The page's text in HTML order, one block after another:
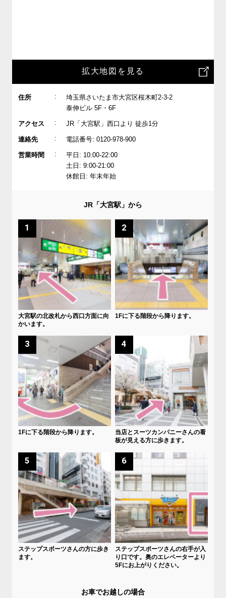
拡大地図を見る
住所 :
埼玉県さいたま市大宮区桜木町2-3-2
泰伸ビル 5F・6F
アクセス : JR「大宮駅」西口より 徒歩1分
連絡先 : 電話番号: 0120-978-900
営業時間 :
平日: 10:00-22:00
土日: 9:00-21:00
休館日: 年末年始
JR「大宮駅」から
1
大宮駅の北改札から西口方面に向
かいます。
2
1Fに下る階段から降ります。
3
1Fに下る階段から降ります。
4
当店とスーツカンパニーさんの看
板が見える方に歩きます。
5
ステップスポーツさんの方に歩き
ます。
6
ステップスポーツさんの右手が入
り口です。奥のエレベーターより
5Fにお上がりください。
お車でお越しの場合